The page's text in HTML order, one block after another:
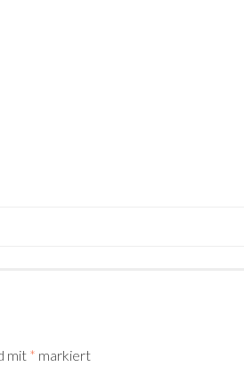
mit * markiert